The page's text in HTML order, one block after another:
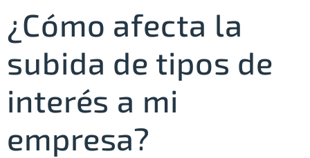
¿Cómo afecta la
subida de tipos de
interés a mi
empresa?